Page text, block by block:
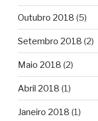
Outubro 2018 (5)
Setembro 2018 (2)
Maio 2018 (2)
Abril 2018 (1)
Janeiro 2018 (1)